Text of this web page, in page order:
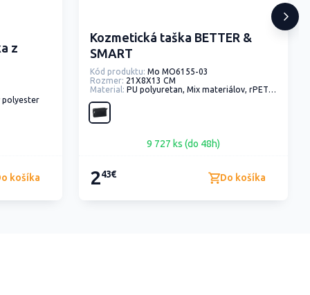
z
polyester
košíka
Kozmetická taška BETTER &
SMART
Kód produktu: Mo MO6155-03
Rozmer: 21X8X13 CM
Material: PU polyuretan, Mix materiálov, rPET - recyklovaný polyester
9 727 ks (do 48h)
243€ Do košíka